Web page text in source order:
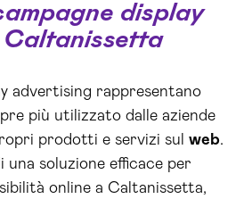
display
advertising rappresentano
più utilizzato dalle aziende
prodotti e servizi sul web.
una soluzione efficace per
online a Caltanissetta,